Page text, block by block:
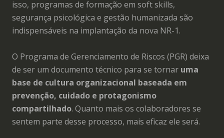
isso, programas de formação em soft skills,
segurança psicológica e gestão humanizada são
indispensáveis na implantação da nova NR-1.
O Programa de Gerenciamento de Riscos (PGR) deixa
de ser um documento técnico para se tornar uma
base de cultura organizacional baseada em
prevenção, cuidado e protagonismo
compartilhado. Quanto mais os colaboradores se
sentem parte desse processo, mais eficaz ele será.